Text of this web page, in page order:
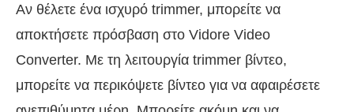
Αν θέλετε ένα ισχυρό trimmer, μπορείτε να
αποκτήσετε πρόσβαση στο Vidore Video
Converter. Με τη λειτουργία trimmer βίντεο,
μπορείτε να περικόψετε βίντεο για να αφαιρέσετε